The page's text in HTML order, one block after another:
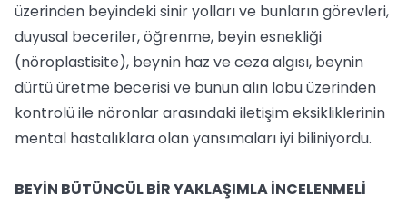
üzerinden beyindeki sinir yolları ve bunların görevleri,
duyusal beceriler, öğrenme, beyin esnekliği
(nöroplastisite), beynin haz ve ceza algısı, beynin
dürtü üretme becerisi ve bunun alın lobu üzerinden
kontrolü ile nöronlar arasındaki iletişim eksikliklerinin
mental hastalıklara olan yansımaları iyi biliniyordu.
BEYİN BÜTÜNCÜL BİR YAKLAŞIMLA İNCELENMELİ